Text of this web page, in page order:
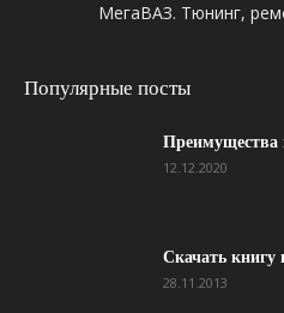
МегаВАЗ. Тюнинг,
Популярные посты
Преимущества
12.12.2020
Скачать книгу
28.11.2013